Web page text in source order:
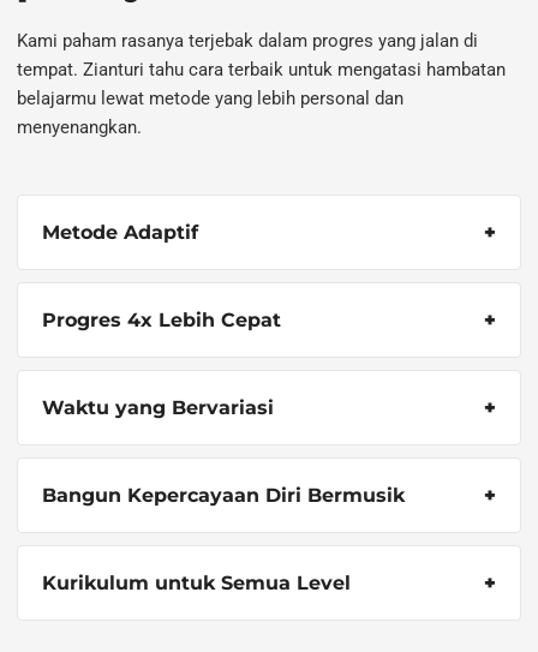
Kami paham rasanya terjebak dalam progres yang jalan di
tempat. Zianturi tahu cara terbaik untuk mengatasi hambatan
belajarmu lewat metode yang lebih personal dan
menyenangkan.
Metode Adaptif
Progres 4x Lebih Cepat
Waktu yang Bervariasi
Bangun Kepercayaan Diri Bermusik
Kurikulum untuk Semua Level